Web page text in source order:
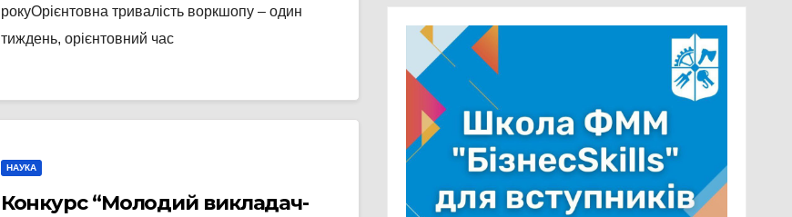
рокуОрієнтовна тривалість воркшопу – один
тиждень, орієнтовний час
НАУКА
Конкурс “Молодий викладач-